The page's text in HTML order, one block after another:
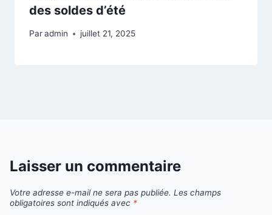
des soldes d’été
Paradmin juillet 21, 2025
Laisser un commentaire
Votre adresse e-mail ne sera pas publiée. Les champs
obligatoires sont indiqués avec *